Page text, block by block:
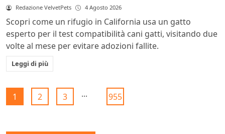
Redazione VelvetPets 4 Agosto 2026
Scopri come un rifugio in California usa un gatto
esperto per il test compatibilità cani gatti, visitando due
volte al mese per evitare adozioni fallite.
Leggi di più
1 2 3 ... 955